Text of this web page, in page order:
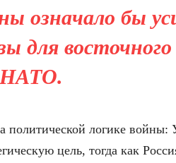
означало бы
для
НАТО.
политической логике войны:
цель, тогда как